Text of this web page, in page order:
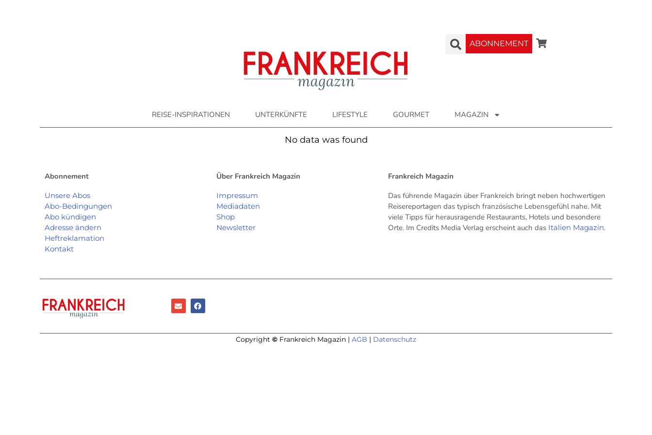
ABONNEMENT
REISE-INSPIRATIONEN UNTERKÜNFTE LIFESTYLE GOURMET MAGAZIN
No data was found
Abonnement
Unsere Abos
Abo-Bedingungen
Abo kündigen
Adresse ändern
Heftreklamation
Kontakt
Über Frankreich Magazin
Impressum
Mediadaten
Shop
Newsletter
Frankreich Magazin
Das führende Magazin über Frankreich bringt neben hochwertigen
Reisereportagen das typisch französische Lebensgefühl nahe. Mit
viele Tipps für herausragende Restaurants, Hotels und besondere
Orte. Im Credits Media Verlag erscheint auch das Italien Magazin.
Copyright © Frankreich Magazin | AGB | Datenschutz